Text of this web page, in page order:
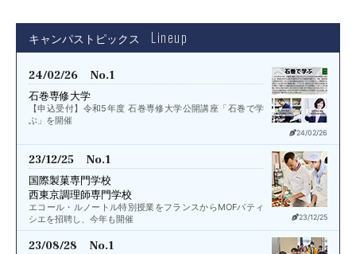
キャンパストピックス Lineup
24/02/26
24/02/26 No.1
石巻専修大学
【申込受付】令和5年度 石巻専修大学公開講座「石巻で学
ぶ」を開催
23/12/25
23/12/25 No.1
国際製菓専門学校
西東京調理師専門学校
エコール・ルノートル特別授業をフランスからMOFパティ
シエを招聘し、今年も開催
23/08/28 No.1